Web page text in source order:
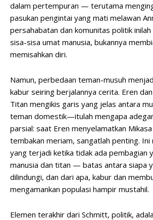
dalam pertempuran — terutama
pasukan pengintai yang mati melawan
persahabatan dan komunitas politik
sisa-sisa umat manusia, bukannya
memisahkan diri.
Namun, perbedaan teman-musuh
kabur seiring berjalannya cerita. Eren
Titan mengikis garis yang jelas antara
teman domestik—itulah mengapa
parsial: saat Eren menyelamatkan
tembakan meriam, sangatlah penting. Ini
yang terjadi ketika tidak ada pembagian
manusia dan titan — batas antara siapa
dilindungi, dan dari apa, kabur dan
mengamankan populasi hampir mustahil.
Elemen terakhir dari Schmitt, politik,